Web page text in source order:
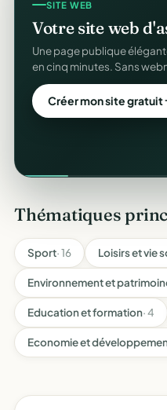
SITE WEB
Votre site web
Une page publique
en cinq minutes. Sans
Créer mon site gratuit
Thématiques
Sport· 16 Loisirs et vie
Environnement et
Education et formation· 4
Economie et